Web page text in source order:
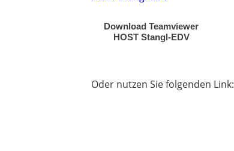
Download Teamviewer
HOST Stangl-EDV
Oder nutzen Sie folgenden Link: